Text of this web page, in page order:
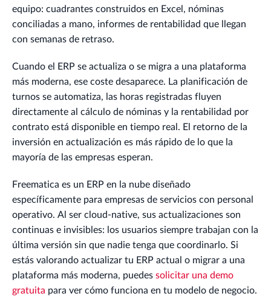
equipo: cuadrantes construidos en Excel, nóminas
conciliadas a mano, informes de rentabilidad que llegan
con semanas de retraso.
Cuando el ERP se actualiza o se migra a una plataforma
más moderna, ese coste desaparece. La planificación de
turnos se automatiza, las horas registradas fluyen
directamente al cálculo de nóminas y la rentabilidad por
contrato está disponible en tiempo real. El retorno de la
inversión en actualización es más rápido de lo que la
mayoría de las empresas esperan.
Freematica es un ERP en la nube diseñado
específicamente para empresas de servicios con personal
operativo. Al ser cloud-native, sus actualizaciones son
continuas e invisibles: los usuarios siempre trabajan con la
última versión sin que nadie tenga que coordinarlo. Si
estás valorando actualizar tu ERP actual o migrar a una
plataforma más moderna, puedes solicitar una demo
gratuita para ver cómo funciona en tu modelo de negocio.